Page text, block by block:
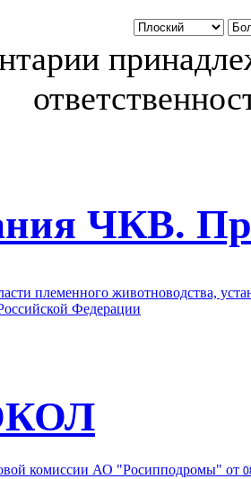
ЧКВ.
племенного животноводства,
Федерации
комиссии АО "Росипподромы" от